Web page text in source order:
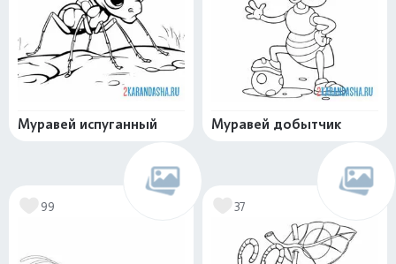
Муравей испуганный Муравей добытчик
99 37